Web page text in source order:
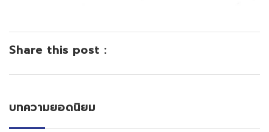
Share this post :
บทความยอดนิยม